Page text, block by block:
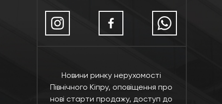
Новини ринку нерухомості
Північного Кіпру, оповіщення про
нові старти продажу, доступ до